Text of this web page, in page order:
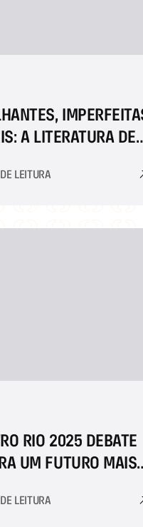
A LITERATURA DE
LEITURA
RIO 2025 DEBATE
UM FUTURO MAIS
LEITURA